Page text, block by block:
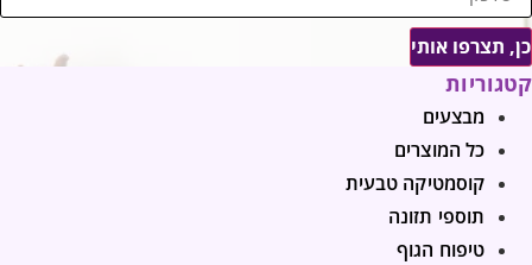
כן, תצרפו אותי
קטגוריות
מבצעים
כל המוצרים
קוסמטיקה טבעית
תוספי תזונה
טיפוח הגוף